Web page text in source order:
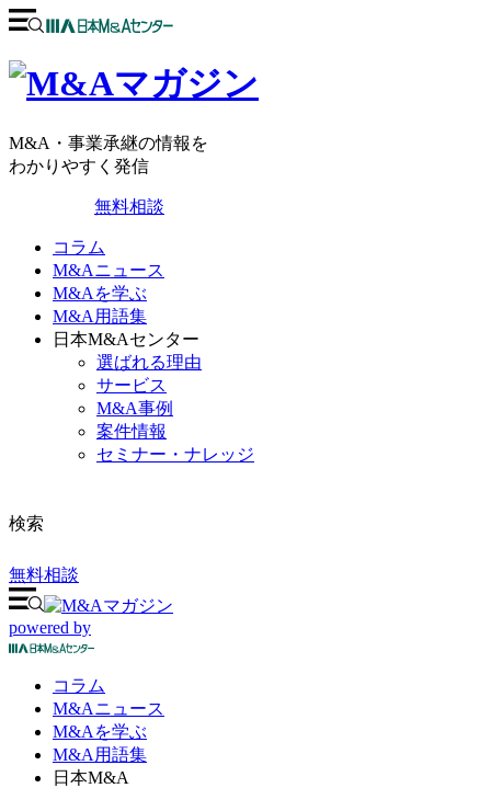
M&A・事業承継の情報を
わかりやすく発信
無料相談
コラム
M&Aニュース
M&Aを学ぶ
M&A用語集
日本M&Aセンター
選ばれる理由
サービス
M&A事例
案件情報
セミナー・ナレッジ
検索
無料相談
powered by
コラム
M&Aニュース
M&Aを学ぶ
M&A 用語集
日本M&A